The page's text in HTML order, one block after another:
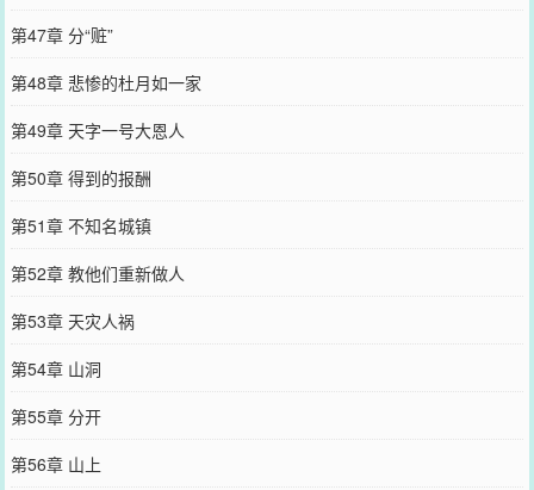
第47章 分“赃”
第48章 悲惨的杜月如一家
第49章 天字一号大恩人
第50章 得到的报酬
第51章 不知名城镇
第52章 教他们重新做人
第53章 天灾人祸
第54章 山洞
第55章 分开
第56章 山上